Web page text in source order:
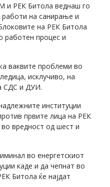
и РЕК Битола веднаш го
на санирање и
на РЕК Битола
работен процес и
ваквите проблеми во
исклучиво, на
СДС и ДУИ.
институции
првите лица на РЕК
вредност од шест и
во енергетскиот
каде и да чепнат во
Битола ќе најдат